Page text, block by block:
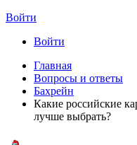
Войти
Войти
Главная
Вопросы и ответы
Бахрейн
Какие российские
лучше выбрать?